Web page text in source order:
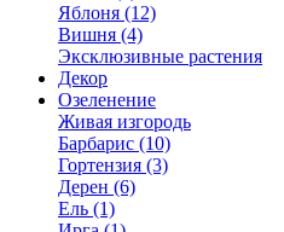
Яблоня (12)
Вишня (4)
Эксклюзивные растения
Декор
Озеленение
Живая изгородь
Барбарис (10)
Гортензия (3)
Дерен (6)
Ель (1)